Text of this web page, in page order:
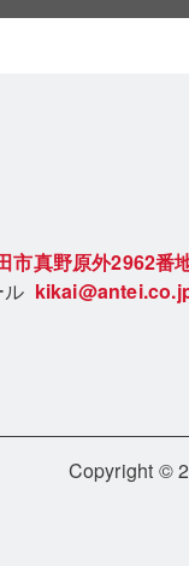
市真野原外2962番
ル
Copyright ©